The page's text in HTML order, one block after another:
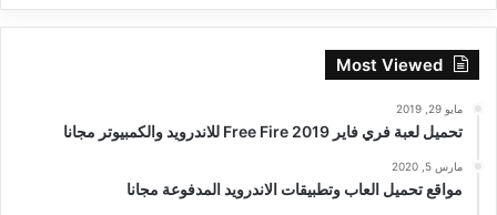
Most Viewed
مايو 29, 2019
تحميل لعبة فري فاير Free Fire 2019 للاندرويد والكمبيوتر مجانا
مارس 5, 2020
مواقع تحميل العاب وتطبيقات الاندرويد المدفوعة مجانا